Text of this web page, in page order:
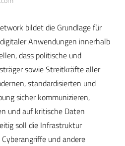
bildet die Grundlage für
Anwendungen innerhalb
dass politische und
sowie Streitkräfte aller
standardisierten und
sicher kommunizieren,
und auf kritische Daten
soll die Infrastruktur
und andere